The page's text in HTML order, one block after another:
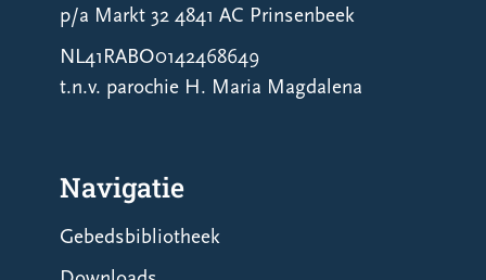
p/a Markt 32 4841 AC Prinsenbeek
NL41RABO0142468649
t.n.v. parochie H. Maria Magdalena
Navigatie
Gebedsbibliotheek